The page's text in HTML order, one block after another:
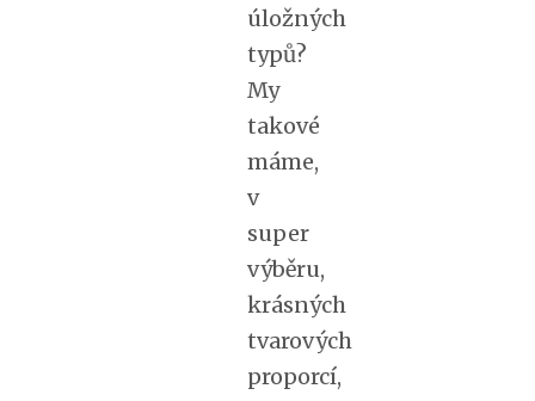
úložných
typů?
My
takové
máme,
v
super
výběru,
krásných
tvarových
proporcí,